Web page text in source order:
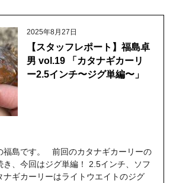
2025年8月27日
【スタッフレポート】福島卓
男 vol.19 「カタナギカーリ
ー2.5インチ〜ジグ単編〜」
福島です。 前回のカタナギカーリーの
き、今回はジグ単編！ 2.5インチ、ソフ
ナギカーリーはライトウエイトのジグ